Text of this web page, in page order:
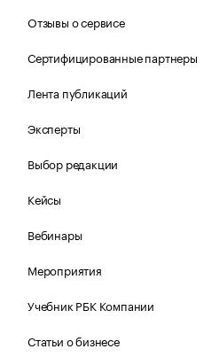
Отзывы о сервисе
Сертифицированные партнеры
Лента публикаций
Эксперты
Выбор редакции
Кейсы
Вебинары
Мероприятия
Учебник РБК Компании
Статьи о бизнесе